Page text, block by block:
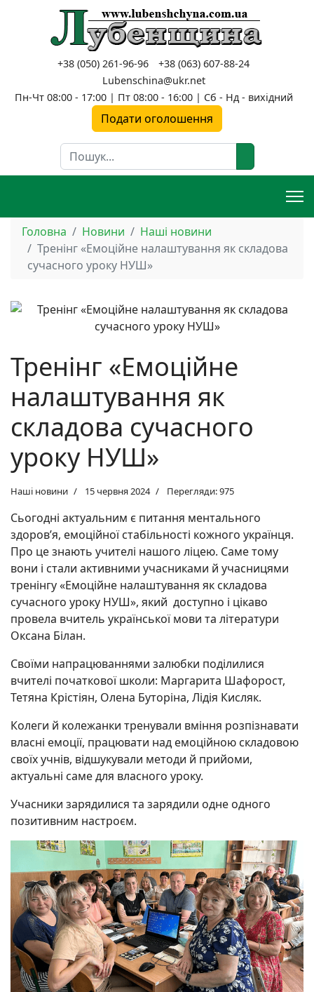
+38 (050) 261-96-96
+38 (063) 607-88-24
Lubenschina@ukr.net
Пн-Чт 08:00 - 17:00 | Пт 08:00 - 16:00 | Сб - Нд - вихідний
Подати оголошення
Пошук
Головна Новини
Наші новини
Тренінг «Емоційне налаштування як складова
сучасного уроку НУШ»
Тренінг «Емоційне
налаштування як
складова сучасного
уроку НУШ»
Наші новини 15 червня 2024 Перегляди: 975
Сьогодні актуальним є питання ментального
здоровʼя, емоційної стабільності кожного українця.
Про це знають учителі нашого ліцею. Саме тому
вони і стали активними учасниками й учасницями
тренінгу «Емоційне налаштування як складова
сучасного уроку НУШ», який доступно і цікаво
провела вчитель української мови та літератури
Оксана Білан.
Своїми напрацюваннями залюбки поділилися
вчителі початкової школи: Маргарита Шафорост,
Тетяна Крістіян, Олена Буторіна, Лідія Кисляк.
Колеги й колежанки тренували вміння розпізнавати
власні емоції, працювати над емоційною складовою
своїх учнів, відшукували методи й прийоми,
актуальні саме для власного уроку.
Учасники зарядилися та зарядили одне одного
позитивним настроєм.